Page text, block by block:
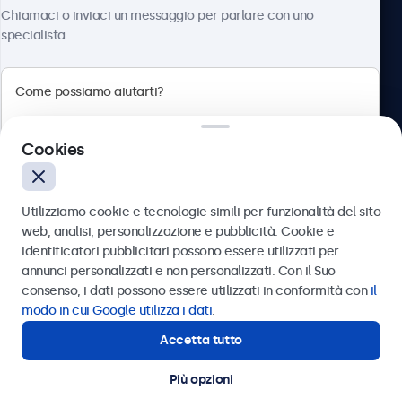
Italiano
© 2026 Beetronics
Chiamaci o inviaci un messaggio per parlare con uno
specialista.
Inviare
Oppure chiamaci al
Contatta i nostri esperti
Cookies
Utilizziamo cookie e tecnologie simili per funzionalità del sito
web, analisi, personalizzazione e pubblicità. Cookie e
identificatori pubblicitari possono essere utilizzati per
annunci personalizzati e non personalizzati. Con il Suo
consenso, i dati possono essere utilizzati in conformità con il
modo in cui Google utilizza i dati.
Accetta tutto
Più opzioni